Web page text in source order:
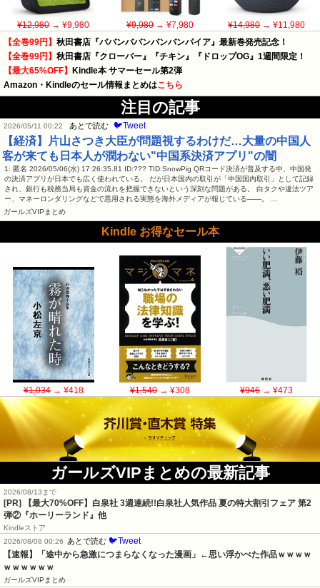
¥12,980→ ¥9,980 ¥9,980→ ¥7,980 ¥14,980→ ¥11,980
【全巻99円】 秋田書店『ババンババンバンバンパイア』最新巻発売記念！
【全巻99円】 秋田書店『クローバー』『チキン』『ドロップOG』1週間限定！
【最大65%OFF】
Kindle本 サマーセール第2弾
Amazon・Kindleのセール情報まとめはこちら
注目の記事
2026/05/11 00:22 あとで読む 🐦Tweet
【経済】片山さつき大臣が問題視するわけだ…大量の中国人
客が来ても日本人が潤わない"中国系決済アプリ"の闇
1: 匿名 2026/05/06(水) 17:26:35.81 ID:??? TID:SnowPig QRコード決済が普及する中、中国発
の決済アプリが日本でも広く使われている。 だが日本国内の取引が「中国国内取引」として記録
され、銀行も税務当局も資金の流れを把握できないという深刻な問題がある。 白タクや違法ツア
ー、マネーロンダリングなどで悪用される実態を海外メディアが報じている――。 …
ガールズVIPまとめ
Kindle お得なセール本
¥1,034→ ¥418 ¥1,540→ ¥308 ¥946→ ¥473
ガールズVIPまとめの最新記事
2026/08/13まで
[PR] 【最大70%OFF】白泉社 3週連続!!白泉社人気作品 夏の特大割引フェア 第2
弾②『ホーリーランド』他
Kindleストア
2026/08/08 00:26
あとで読む 🐦Tweet
【速報】「途中から急激につまらなくなった漫画」←思い浮かべた作品ｗｗｗｗ
ｗｗｗｗｗｗ
ガールズVIPまとめ